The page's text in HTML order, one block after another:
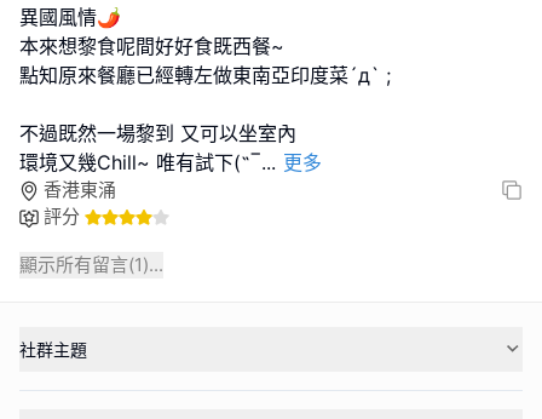
異國風情🌶️
本來想黎食呢間好好食既西餐~
點知原來餐廳已經轉左做東南亞印度菜´д` ;
不過既然一場黎到 又可以坐室內
環境又幾Chill~ 唯有試下(˶‾... 更多
香港東涌
評分
顯示所有留言(1)...
社群主題